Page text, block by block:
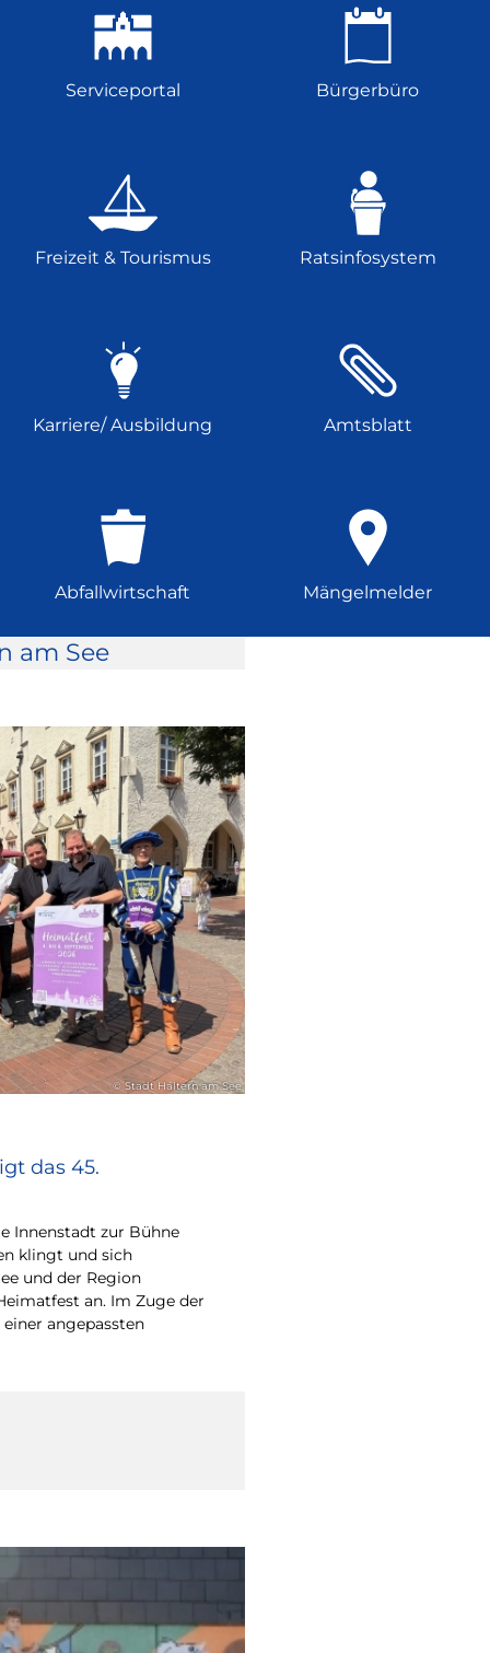
Serviceportal Bürgerbüro
Freizeit & Tourismus Ratsinfosystem
Karriere/ Ausbildung Amtsblatt
Abfallwirtschaft Mängelmelder
am See
© Stadt Haltern am See
das 45.
Innenstadt zur Bühne
klingt und sich
und der Region
an. Im Zuge der
angepassten